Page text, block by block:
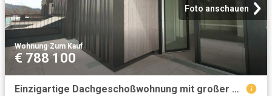
Foto anschauen
Wohnung·Zum Kauf
€ 788 100
Einzigartige Dachgeschoßwohnung mit großer Dachterrasse in absoluter Ruhelage BILLY UP Salzburg